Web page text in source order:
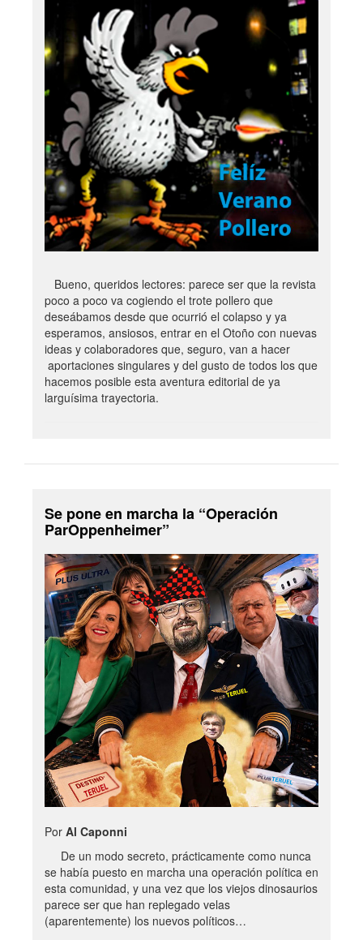
Bueno, queridos lectores: parece ser que la revista
poco a poco va cogiendo el trote pollero que
deseábamos desde que ocurrió el colapso y ya
esperamos, ansiosos, entrar en el Otoño con nuevas
ideas y colaboradores que, seguro, van a hacer
aportaciones singulares y del gusto de todos los que
hacemos posible esta aventura editorial de ya
larguísima trayectoria.
Se pone en marcha la “Operación
ParOppenheimer”
Por Al Caponni
De un modo secreto, prácticamente como nunca
se había puesto en marcha una operación política en
esta comunidad, y una vez que los viejos dinosaurios
parece ser que han replegado velas
(aparentemente) los nuevos políticos…